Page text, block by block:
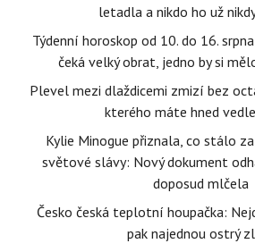
letadla a nikdo ho už
Týdenní horoskop od 10. do 16.
čeká velký obrat, jedno by si
Plevel mezi dlaždicemi zmizí bez
kterého máte hned
Kylie Minogue přiznala, co stálo
světové slávy: Nový dokument
doposud mlčela
Česko česká teplotní houpačka:
pak najednou ostrý